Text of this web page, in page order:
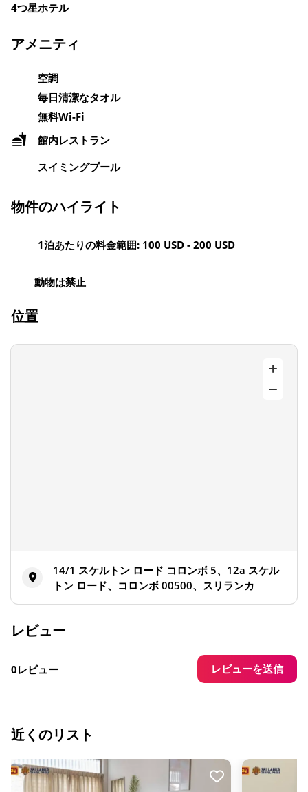
4つ星ホテル
アメニティ
空調
毎日清潔なタオル
無料Wi-Fi
館内レストラン
スイミングプール
物件のハイライト
1泊あたりの料金範囲: 100 USD - 200 USD
動物は禁止
位置
14/1 スケルトン ロード コロンボ 5、12a スケル
トン ロード、コロンボ 00500、スリランカ
レビュー
0レビュー レビューを送信
近くのリスト